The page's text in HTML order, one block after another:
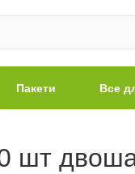
Пакети Все
шт